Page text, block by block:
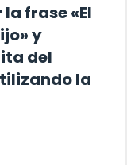
frase «El
y
del
la